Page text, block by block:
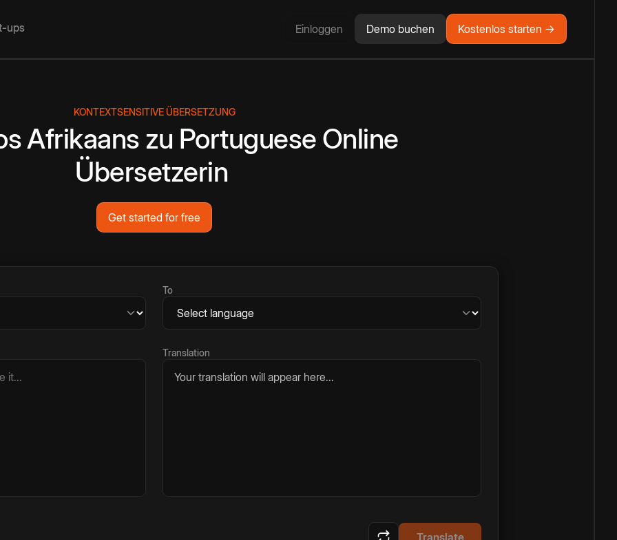
ups Einloggen Demo buchen Kostenlos starten →
KONTEXTSENSITIVE ÜBERSETZUNG
Afrikaans zu Portuguese Online
Übersetzerin
Get started for free
To
Translation
Your translation will appear here...
Translate